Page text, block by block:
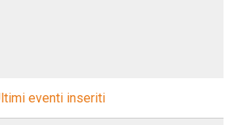
eventi inseriti